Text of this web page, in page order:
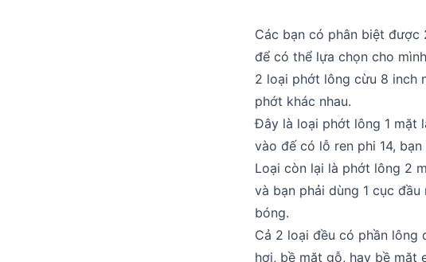
Các bạn có phân biệt được
để có thể lựa chọn cho
2 loại phớt lông cừu 8 inch
phớt khác nhau.
Đây là loại phớt lông 1 mặt
vào đế có lỗ ren phi 14,
Loại còn lại là phớt lông 2
và bạn phải dùng 1 cục
bóng.
Cả 2 loại đều có phần lông
hơi, bề mặt gỗ, hay bề mặt